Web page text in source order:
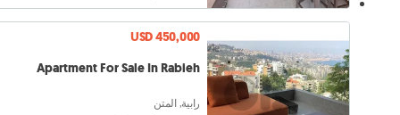
USD 450,000
Apartment For Sale In Rabieh
رابية, المتن